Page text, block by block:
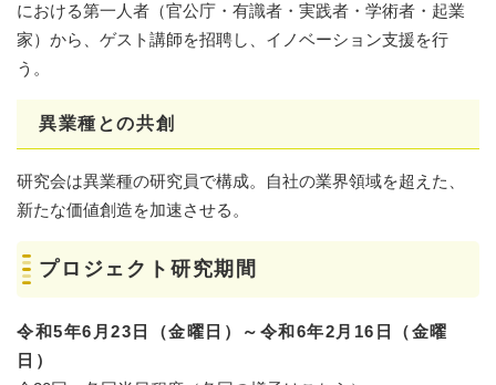
における第一人者（官公庁・有識者・実践者・学術者・起業
家）から、ゲスト講師を招聘し、イノベーション支援を行
う。
異業種 との共創
研究会は異業種の研究員で構成。自社の業界領域を超えた、
新たな価値創造を加速させる。
プロジェクト研究期間
令和5年6月23日（金曜日）～令和6年2月16日（金曜
日）